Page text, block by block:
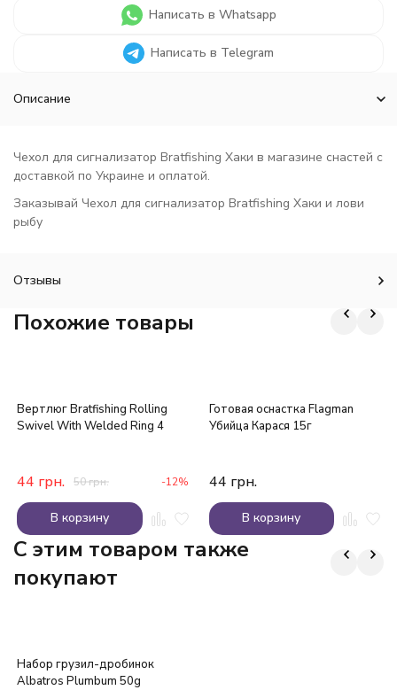
Написать в Whatsapp
Написать в Telegram
Описание
Чехол для сигнализатор Bratfishing Хаки в магазине снастей с
доставкой по Украине и оплатой.
Заказывай Чехол для сигнализатор Bratfishing Хаки и лови
рыбу
Отзывы
Похожие товары
Вертлюг Bratfishing Rolling
Swivel With Welded Ring 4
44 грн. 50грн. -12%
В корзину
Готовая оснастка Flagman
Убийца Карася 15г
44 грн.
В корзину
C этим товаром также
покупают
Набор грузил-дробинок
Albatros Plumbum 50g